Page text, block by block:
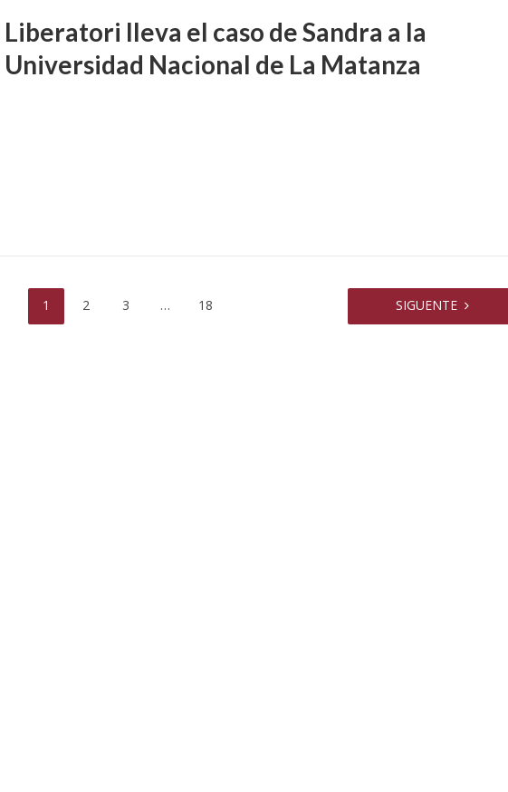
Liberatori lleva el caso de Sandra a la
Universidad Nacional de La Matanza
1 2 3 … 18 SIGUENTE
DIFUSIÓN JUDICIAL